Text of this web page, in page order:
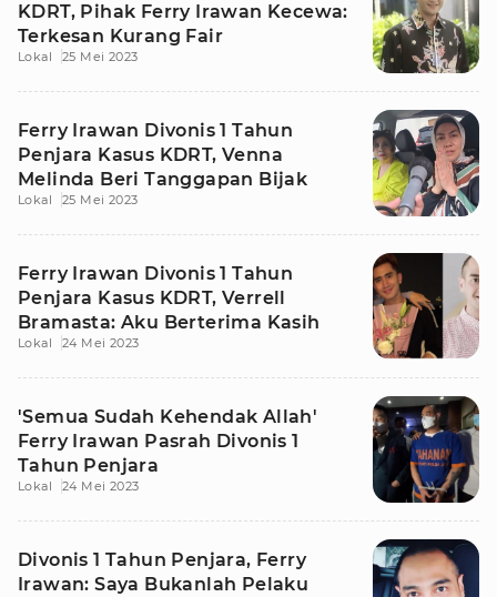
KDRT, Pihak Ferry Irawan Kecewa:
Terkesan Kurang Fair
Lokal 25 Mei 2023
Ferry Irawan Divonis 1 Tahun
Penjara Kasus KDRT, Venna
Melinda Beri Tanggapan Bijak
Lokal 25 Mei 2023
Ferry Irawan Divonis 1 Tahun
Penjara Kasus KDRT, Verrell
Bramasta: Aku Berterima Kasih
Lokal 24 Mei 2023
'Semua Sudah Kehendak Allah'
Ferry Irawan Pasrah Divonis 1
Tahun Penjara
Lokal 24 Mei 2023
Divonis 1 Tahun Penjara, Ferry
Irawan: Saya Bukanlah Pelaku